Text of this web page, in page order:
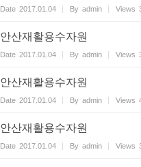
Date 2017.01.04 By admin Views
안산재활용수자원
Date 2017.01.04 By admin Views
안산재활용수자원
Date 2017.01.04 By admin Views
안산재활용수자원
Date 2017.01.04 By admin Views